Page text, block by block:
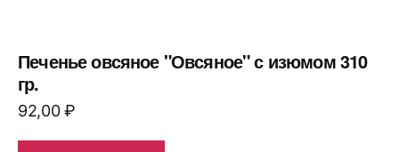
Печенье овсяное "Овсяное" с изюмом 310
гр.
92,00₽